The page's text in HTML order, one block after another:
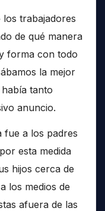
trabajadores
de qué manera
forma con todo
la mejor
tanto
anuncio.
fue a los padres
esta medida
hijos cerca de
los medios de
afuera de las